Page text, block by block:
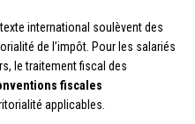
international soulèvent des
de l’impôt. Pour les salariés
le traitement fiscal des
fiscales
applicables.